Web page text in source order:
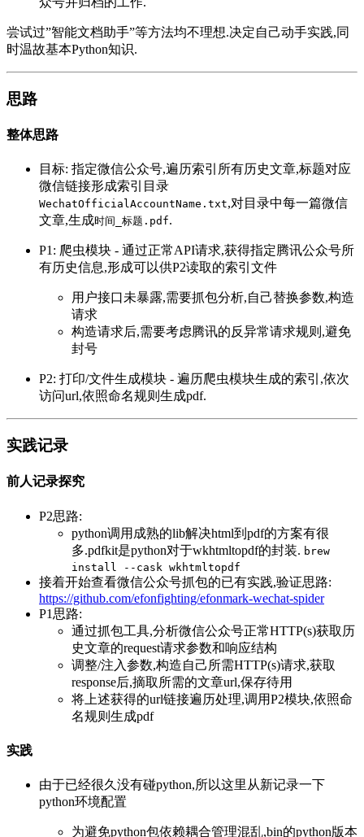
尝试过”智能文档助手”等方法均不理想.决定自己动手实践,同
时温故基本Python知识.
思路
整体思路
目标: 指定微信公众号,遍历索引所有历史文章,标题对应
微信链接形成索引目录
WechatOfficialAccountName.txt,对目录中每一篇微信
文章,生成时间_标题.pdf.
P1: 爬虫模块 - 通过正常API请求,获得指定腾讯公众号所
有历史信息,形成可以供P2读取的索引文件
用户接口未暴露,需要抓包分析,自己替换参数,构造
请求
构造请求后,需要考虑腾讯的反异常请求规则,避免
封号
P2: 打印/文件生成模块 - 遍历爬虫模块生成的索引,依次
访问url,依照命名规则生成pdf.
实践记录
前人记录探究
P2思路:
python调用成熟的lib解决html到pdf的方案有很
多.pdfkit是python对于wkhtmltopdf的封装. brew
install --cask wkhtmltopdf
接着开始查看微信公众号抓包的已有实践,验证思路:
https://github.com/efonfighting/efonmark-wechat-spider
P1思路:
通过抓包工具,分析微信公众号正常HTTP(s)获取历
史文章的request请求参数和响应结构
调整/注入参数,构造自己所需HTTP(s)请求,获取
response后,摘取所需的文章url,保存待用
将上述获得的url链接遍历处理,调用P2模块,依照命
名规则生成pdf
实践
由于已经很久没有碰python,所以这里从新记录一下
python环境配置
为避免python包依赖耦合管理混乱,bin的python版本